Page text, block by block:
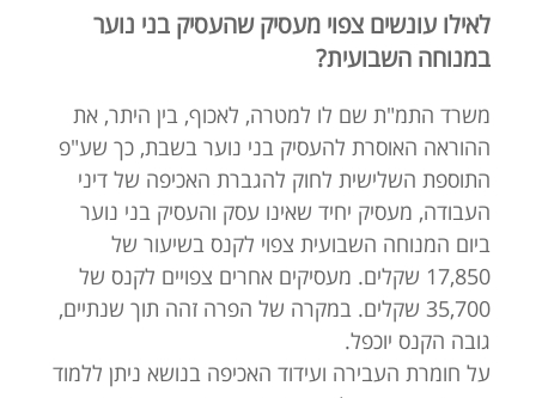
לאילו עונשים צפוי מעסיק שהעסיק בני נוער
במנוחה השבועית?
משרד התמ"ת שם לו למטרה, לאכוף, בין היתר, את
ההוראה האוסרת להעסיק בני נוער בשבת, כך שע"פ
התוספת השלישית לחוק להגברת האכיפה של דיני
העבודה, מעסיק יחיד שאינו עסק והעסיק בני נוער
ביום המנוחה השבועית צפוי לקנס בשיעור של
17,850 שקלים. מעסיקים אחרים צפויים לקנס של
35,700 שקלים. במקרה של הפרה זהה תוך שנתיים,
גובה הקנס יוכפל.
על חומרת העבירה ועידוד האכיפה בנושא ניתן ללמוד